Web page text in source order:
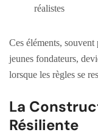
réalistes
Ces éléments,
jeunes fondateurs,
lorsque les règles se
La
Résiliente